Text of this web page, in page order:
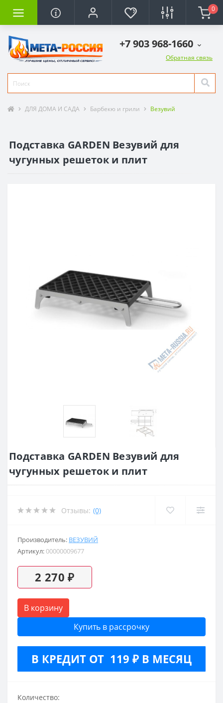
0
+7 903 968-1660
Обратная связь
ДЛЯ ДОМА И САДА Барбекю и грили Везувий
Подставка GARDEN Везувий для
чугунных решеток и плит
Подставка GARDEN Везувий для
чугунных решеток и плит
Отзывы: (0)
Производитель: ВЕЗУВИЙ
Артикул:00000009677
2 270 ₽
В корзину
Купить в рассрочку
В КРЕДИТ ОТ 119 ₽ В МЕСЯЦ
Количество: